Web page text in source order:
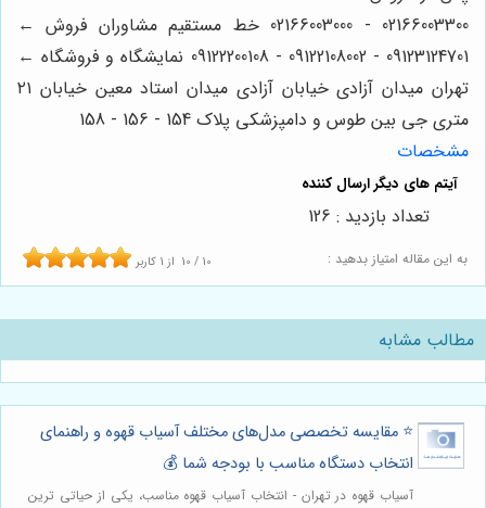
02166003300 - 02166003000 خط مستقیم مشاوران فروش ←
09123124701 - 09122108002 - 09122200108 نمایشگاه و فروشگاه ←
تهران میدان آزادی خیابان آزادی میدان استاد معین خیابان ۲۱
متری جی بین طوس و دامپزشکی پلاک 154 - 156 - 158
مشخصات
به این مقاله امتیاز بدهید : 10 / 10 از 1 کاربر
تعداد بازدید : 126
مطالب مشابه
⭐️ مقایسه تخصصی مدل‌های مختلف آسیاب قهوه و راهنمای
انتخاب دستگاه مناسب با بودجه شما 💰
آسیاب قهوه در تهران - انتخاب آسیاب قهوه مناسب، یکی از حیاتی ترین